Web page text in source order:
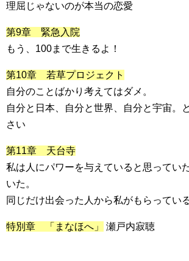
理屈じゃないのが本当の恋愛
第9章 緊急入院
もう、100まで生きるよ！
第10章 若草プロジェクト
自分のことばかり考えてはダメ。
自分と日本、自分と世界、自分と宇宙。
さい
第11章 天台寺
私は人にパワーを与えていると思ってい
いた。
同じだけ出会った人から私がもらってい
特別章 「まなほへ」 瀬戸内寂聴